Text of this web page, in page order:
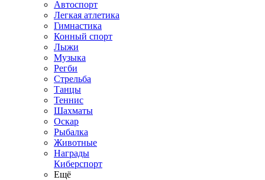
Автоспорт
Легкая атлетика
Гимнастика
Конный спорт
Лыжи
Музыка
Регби
Стрельба
Танцы
Теннис
Шахматы
Оскар
Рыбалка
Животные
Награды
Киберспорт
Ещё